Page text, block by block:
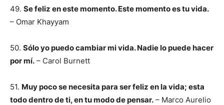
49. Se feliz en este momento. Este momento es tu vida.
– Omar Khayyam
50. Sólo yo puedo cambiar mi vida. Nadie lo puede hacer
por mí. – Carol Burnett
51. Muy poco se necesita para ser feliz en la vida; esta
todo dentro de ti, en tu modo de pensar. – Marco Aurelio